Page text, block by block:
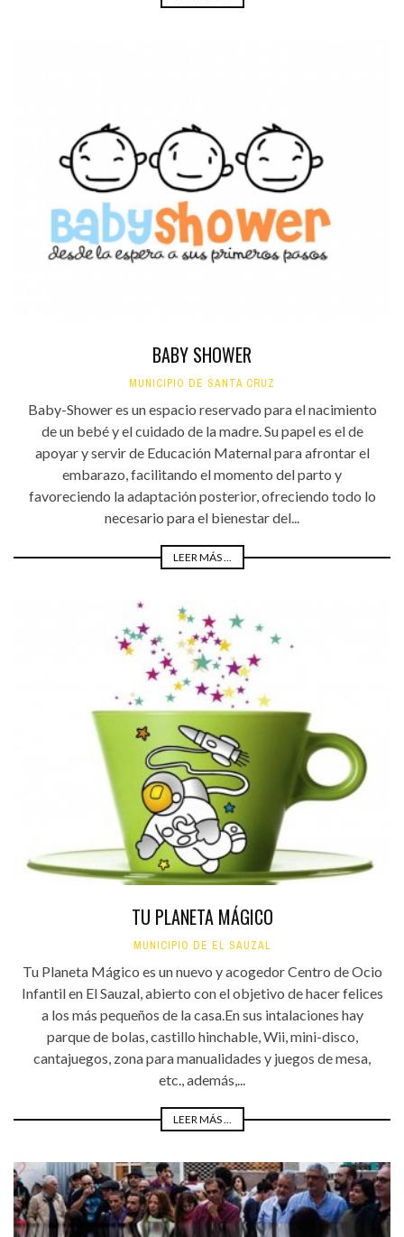
BABY SHOWER
MUNICIPIO DE SANTA CRUZ
Baby-Shower es un espacio reservado para el nacimiento
de un bebé y el cuidado de la madre. Su papel es el de
apoyar y servir de Educación Maternal para afrontar el
embarazo, facilitando el momento del parto y
favoreciendo la adaptación posterior, ofreciendo todo lo
necesario para el bienestar del...
LEER MÁS ...
TU PLANETA MÁGICO
MUNICIPIO DE EL SAUZAL
Tu Planeta Mágico es un nuevo y acogedor Centro de Ocio
Infantil en El Sauzal, abierto con el objetivo de hacer felices
a los más pequeños de la casa.En sus intalaciones hay
parque de bolas, castillo hinchable, Wii, mini-disco,
cantajuegos, zona para manualidades y juegos de mesa,
etc., además,...
LEER MÁS ...